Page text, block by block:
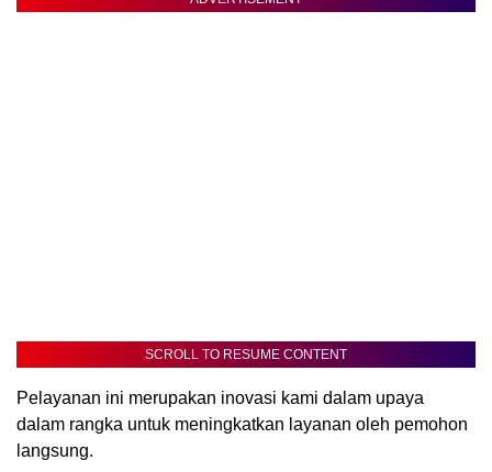
SCROLL TO RESUME CONTENT
Pelayanan ini merupakan inovasi kami dalam upaya
dalam rangka untuk meningkatkan layanan oleh pemohon
langsung.